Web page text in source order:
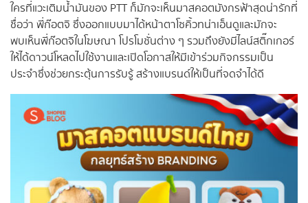
ใครที่แวะเติมน้ำมันของ PTT ก็มักจะเห็นมาสคอตมังกรฟ้าสุดน่ารักที่
ชื่อว่า พี่ก๊อตจิ ซึ่งออกแบบมาได้หน้าตาโซคิ้วทน่าเอ็นดูและมักจะ
พบเห็นพี่ก๊อตจิในโฆษณา โปรโมชั่นต่าง ๆ รวมถึงยังมีไลน์สติ๊กเกอร์
ให้ได้ดาวน์โหลดไปใช้งานและเปิดโอกาสให้มีเข้าร่วมกิจกรรมเป็น
ประจำซึ่งช่วยกระตุ้นการรับรู้ สร้างแบรนด์ให้เป็นที่จดจำได้ดี